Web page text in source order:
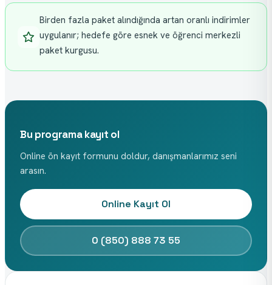
Birden fazla paket alındığında artan oranlı indirimler
uygulanır; hedefe göre esnek ve öğrenci merkezli
paket kurgusu.
Bu programa kayıt ol
Online ön kayıt formunu doldur, danışmanlarımız seni
arasın.
Online Kayıt Ol
0 (850) 888 73 55